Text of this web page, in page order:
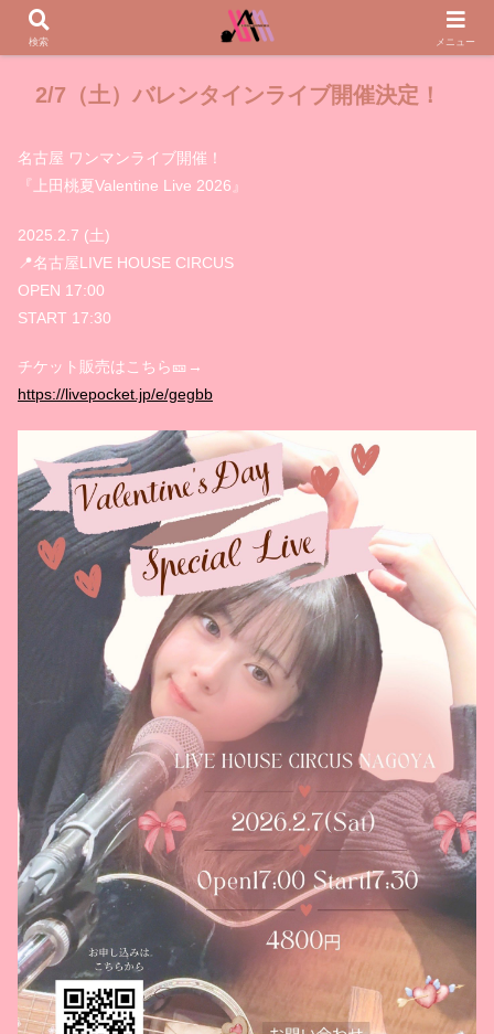
2/7（土）バレンタインライブ開催決定！
名古屋 ワンマンライブ開催！
『上田桃夏Valentine Live 2026』
2025.2.7 (土)
📍名古屋LIVE HOUSE CIRCUS
OPEN 17:00
START 17:30
チケット販売はこちら🎫→
https://livepocket.jp/e/gegbb
検索 メニュー